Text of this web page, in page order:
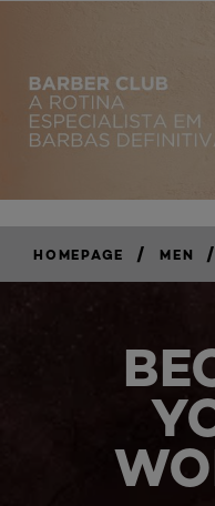
HOMEPAGE / MEN /